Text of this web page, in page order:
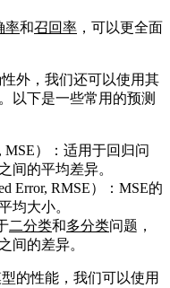
率和召回率 ，可以更全面
外，我们还可以使用其
以下是一些常用的预测
MSE）：适用于回归问
间的平均差异。
Error, RMSE）：MSE的
均大小。
二分类和多分类问题，
间的差异。
的性能，我们可以使用